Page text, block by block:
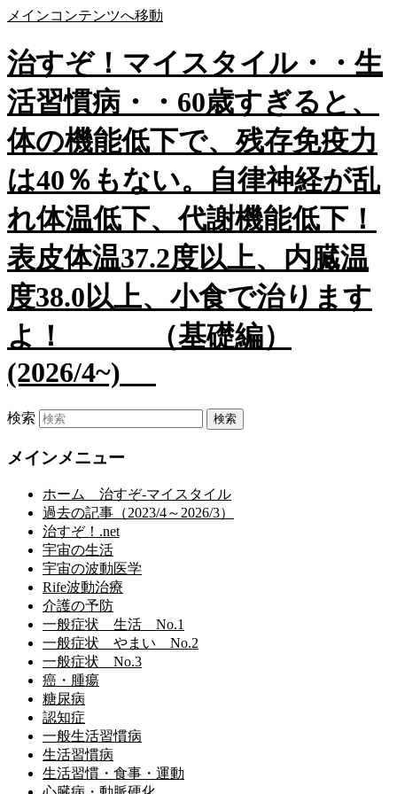
メインコンテンツへ移動
治すぞ！マイスタイル・・生
活習慣病・・60歳すぎると、
体の機能低下で、残存免疫力
は40％もない。自律神経が乱
れ体温低下、代謝機能低下！
表皮体温37.2度以上、内臓温
度38.0以上、小食で治ります
よ！ （基礎編）
(2026/4~)
検索
メインメニュー
ホーム 治すぞ-マイスタイル
過去の記事（2023/4～2026/3）
治すぞ！.net
宇宙の生活
宇宙の波動医学
Rife波動治療
介護の予防
一般症状 生活 No.1
一般症状 やまい No.2
一般症状 No.3
癌・腫瘍
糖尿病
認知症
一般生活習慣病
生活習慣病
生活習慣・食事・運動